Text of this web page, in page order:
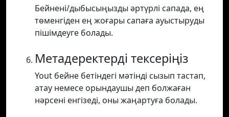
Бейнені/дыбысыңызды әртүрлі сапада, ең
төменгіден ең жоғары сапаға ауыстыруды
пішімдеуге болады.
Метадеректерді тексеріңіз
Yout бейне бетіндегі мәтінді сызып тастап,
атау немесе орындаушы деп болжаған
нәрсені енгізеді, оны жаңартуға болады.